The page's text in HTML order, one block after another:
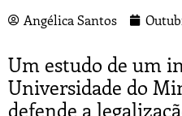
Angélica Santos
Um estudo de um
Universidade do
defende a